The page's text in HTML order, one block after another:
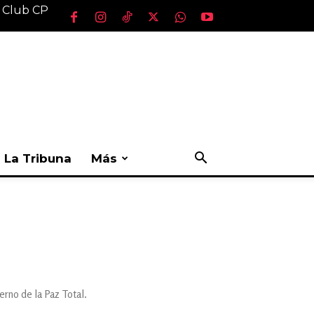
CP
La Tribuna Más
de la Paz Total.